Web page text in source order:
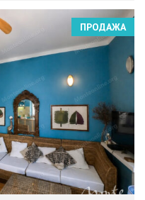
ПРОДАЖА